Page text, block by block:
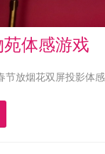
体感游戏
节放烟花双屏投影体